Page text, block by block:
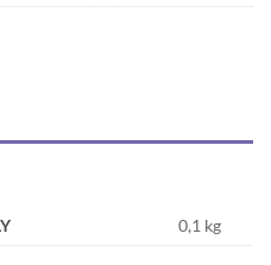
0,1 kg